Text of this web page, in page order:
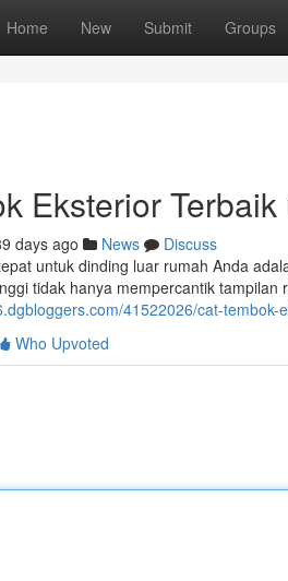
Home New Submit Groups
Eksterior
days ago News
Discuss
untuk dinding luar rumah Anda
tidak hanya mempercantik tampilan
41522026/cat-
Who Upvoted